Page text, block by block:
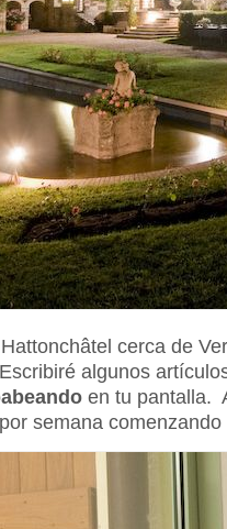
cerca de
algunos
en tu pantalla.
semana comenzando